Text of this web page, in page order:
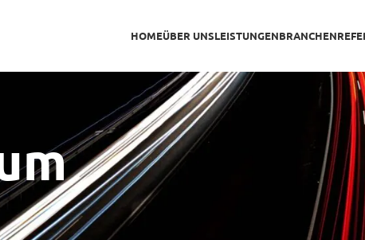
HOMEÜBER UNSLEISTUNGENBRANCHEN